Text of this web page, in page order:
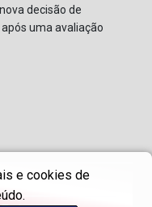
e cookies de
decisão de
uma avaliação